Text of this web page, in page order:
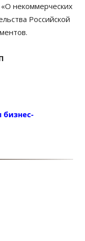
некоммерческих
Российской
бизнес-